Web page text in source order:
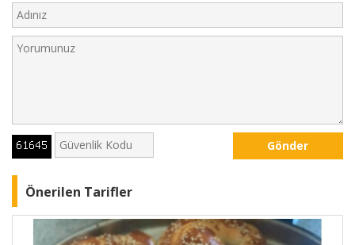
Gönder
Önerilen Tarifler